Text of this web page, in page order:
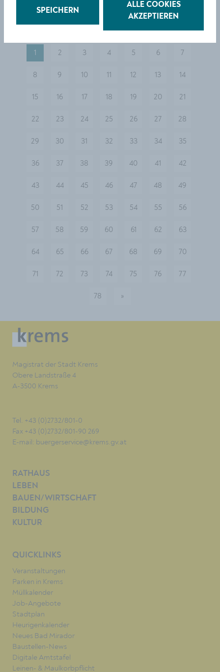
1 2 3 4 5 6 7
8 9 10 11 12 13 14
15 16 17 18 19 20 21
22 23 24 25 26 27 28
29 30 31 32 33 34 35
36 37 38 39 40 41 42
43 44 45 46 47 48 49
50 51 52 53 54 55 56
57 58 59 60 61 62 63
64 65 66 67 68 69 70
71 72 73 74 75 76 77
78 »
Magistrat der Stadt Krems
Obere Landstraße 4
A-3500 Krems
Tel. +43 (0)2732/801-0
Fax +43 (0)2732/801-90 269
E-mail: buergerservice@krems.gv.at
RATHAUS
LEBEN
BAUEN/WIRTSCHAFT
BILDUNG
KULTUR
QUICKLINKS
Veranstaltungen
Parken in Krems
Müllkalender
Job-Angebote
Stadtplan
Heurigenkalender
Neues Bad Mirador
Baustellen-News
Digitale Amtstafel
Leinen- & Maulkorbpflicht
SPEICHERN
ALLE COOKIES
AKZEPTIEREN